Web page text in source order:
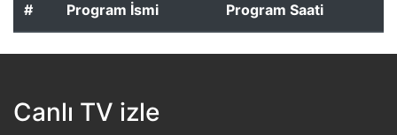
# Program İsmi Program Saati
Canlı TV izle